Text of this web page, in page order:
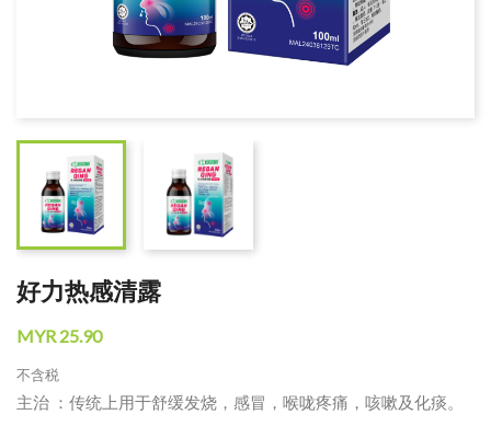
好力热感清露
MYR 25.90
不含税
主治 ：传统上用于舒缓发烧，感冒，喉咙疼痛，咳嗽及化痰。